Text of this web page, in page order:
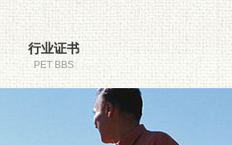
行业证书
PET BBS